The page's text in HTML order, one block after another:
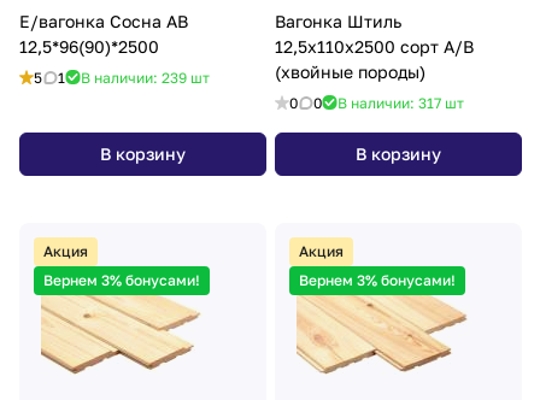
Е/вагонка Сосна АВ
12,5*96(90)*2500
5 1 В наличии: 239 шт
В корзину
Вагонка Штиль
12,5х110х2500 сорт А/В
(хвойные породы)
0 0 В наличии: 317 шт
В корзину
Акция
Вернем 3% бонусами!
Акция
Вернем 3% бонусами!